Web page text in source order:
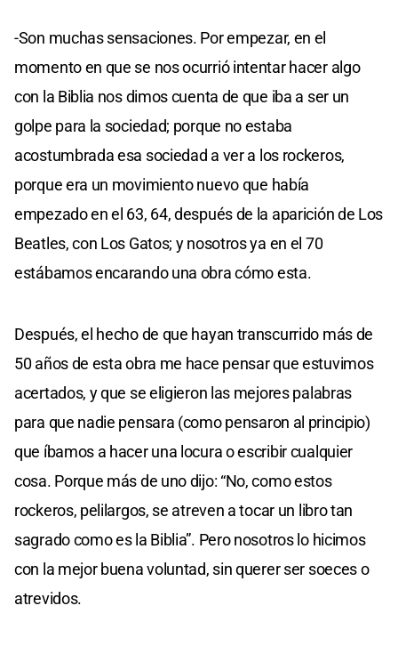
-Son muchas sensaciones. Por empezar, en el
momento en que se nos ocurrió intentar hacer algo
con la Biblia nos dimos cuenta de que iba a ser un
golpe para la sociedad; porque no estaba
acostumbrada esa sociedad a ver a los rockeros,
porque era un movimiento nuevo que había
empezado en el 63, 64, después de la aparición de Los
Beatles, con Los Gatos; y nosotros ya en el 70
estábamos encarando una obra cómo esta.
Después, el hecho de que hayan transcurrido más de
50 años de esta obra me hace pensar que estuvimos
acertados, y que se eligieron las mejores palabras
para que nadie pensara (como pensaron al principio)
que íbamos a hacer una locura o escribir cualquier
cosa. Porque más de uno dijo: “No, como estos
rockeros, pelilargos, se atreven a tocar un libro tan
sagrado como es la Biblia”. Pero nosotros lo hicimos
con la mejor buena voluntad, sin querer ser soeces o
atrevidos.